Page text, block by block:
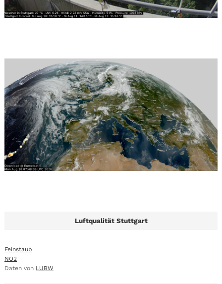
Luftqualität Stuttgart
Feinstaub
NO2
Daten von LUBW